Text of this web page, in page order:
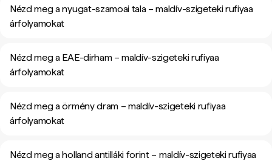
Nézd meg a nyugat-szamoai tala – maldív-szigeteki rufiyaa
árfolyamokat
Nézd meg a EAE-dirham – maldív-szigeteki rufiyaa
árfolyamokat
Nézd meg a örmény dram – maldív-szigeteki rufiyaa
árfolyamokat
Nézd meg a holland antilláki forint – maldív-szigeteki rufiyaa